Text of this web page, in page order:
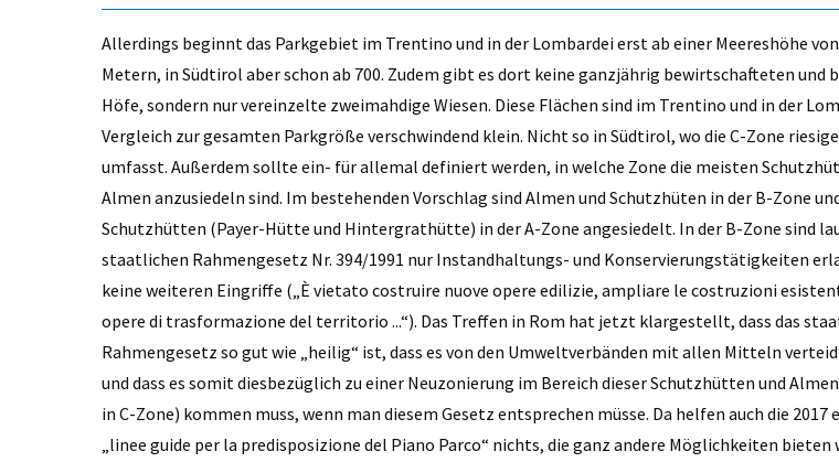
Allerdings beginnt das Parkgebiet im Trentino und in der Lombardei erst ab einer Meereshöhe von
Metern, in Südtirol aber schon ab 700. Zudem gibt es dort keine ganzjährig bewirtschafteten und
Höfe, sondern nur vereinzelte zweimahdige Wiesen. Diese Flächen sind im Trentino und in der
Vergleich zur gesamten Parkgröße verschwindend klein. Nicht so in Südtirol, wo die C-Zone
umfasst. Außerdem sollte ein- für allemal definiert werden, in welche Zone die meisten
Almen anzusiedeln sind. Im bestehenden Vorschlag sind Almen und Schutzhüten in der B-Zone
Schutzhütten (Payer-Hütte und Hintergrathütte) in der A-Zone angesiedelt. In der B-Zone sind
staatlichen Rahmengesetz Nr. 394/1991 nur Instandhaltungs- und Konservierungstätigkeiten
keine weiteren Eingriffe („È vietato costruire nuove opere edilizie, ampliare le costruzioni
opere di trasformazione del territorio ...“). Das Treffen in Rom hat jetzt klargestellt, dass das
Rahmengesetz so gut wie „heilig“ ist, dass es von den Umweltverbänden mit allen Mitteln
und dass es somit diesbezüglich zu einer Neuzonierung im Bereich dieser Schutzhütten und
in C-Zone) kommen muss, wenn man diesem Gesetz entsprechen müsse. Da helfen auch die
„linee guide per la predisposizione del Piano Parco“ nichts, die ganz andere Möglichkeiten bieten